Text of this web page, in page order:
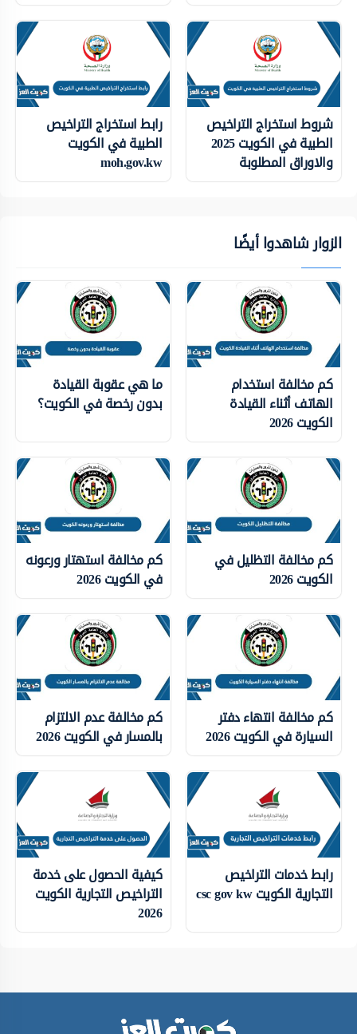
شروط استخراج التراخيص
الطبية في الكويت 2025
والاوراق المطلوبة
رابط استخراج التراخيص
الطبية في الكويت
moh.gov.kw
الزوار شاهدوا أيضًا
كم مخالفة استخدام
الهاتف أثناء القيادة
الكويت 2026
ما هي عقوبة القيادة
بدون رخصة في الكويت؟
كم مخالفة التظليل في
الكويت 2026
كم مخالفة استهتار ورعونه
في الكويت 2026
كم مخالفة انتهاء دفتر
السيارة في الكويت 2026
كم مخالفة عدم الالتزام
بالمسار في الكويت 2026
رابط خدمات التراخيص
التجارية الكويت csc gov kw
كيفية الحصول على خدمة
التراخيص التجارية الكويت
2026